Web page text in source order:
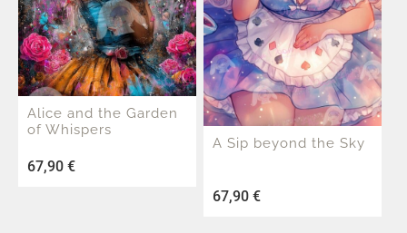
Alice and the Garden
of Whispers
67,90 €
A Sip beyond the Sky
67,90 €